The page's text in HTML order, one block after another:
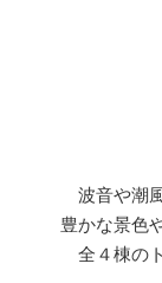
波音や潮
豊かな景色
全４棟の